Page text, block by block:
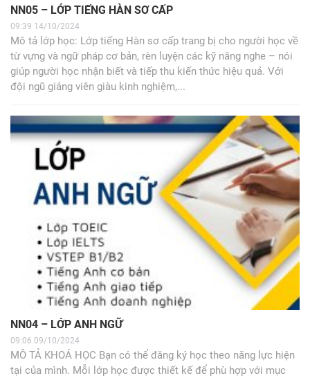
NN05 – LỚP TIẾNG HÀN SƠ CẤP
09:39 14/10/2024
Mô tả lớp học: Lớp tiếng Hàn sơ cấp trang bị cho người học về
từ vựng và ngữ pháp cơ bản, rèn luyện các kỹ năng nghe – nói
giúp người học nhận biết và tiếp thu kiến thức hiệu quả. Với
đội ngũ giảng viên giàu kinh nghiệm,...
NN04 – LỚP ANH NGỮ
09:06 09/10/2024
MÔ TẢ KHOÁ HỌC Bạn có thể đăng ký học theo năng lực hiện
tại của mình. Mỗi lớp học được thiết kế để phù hợp với mục